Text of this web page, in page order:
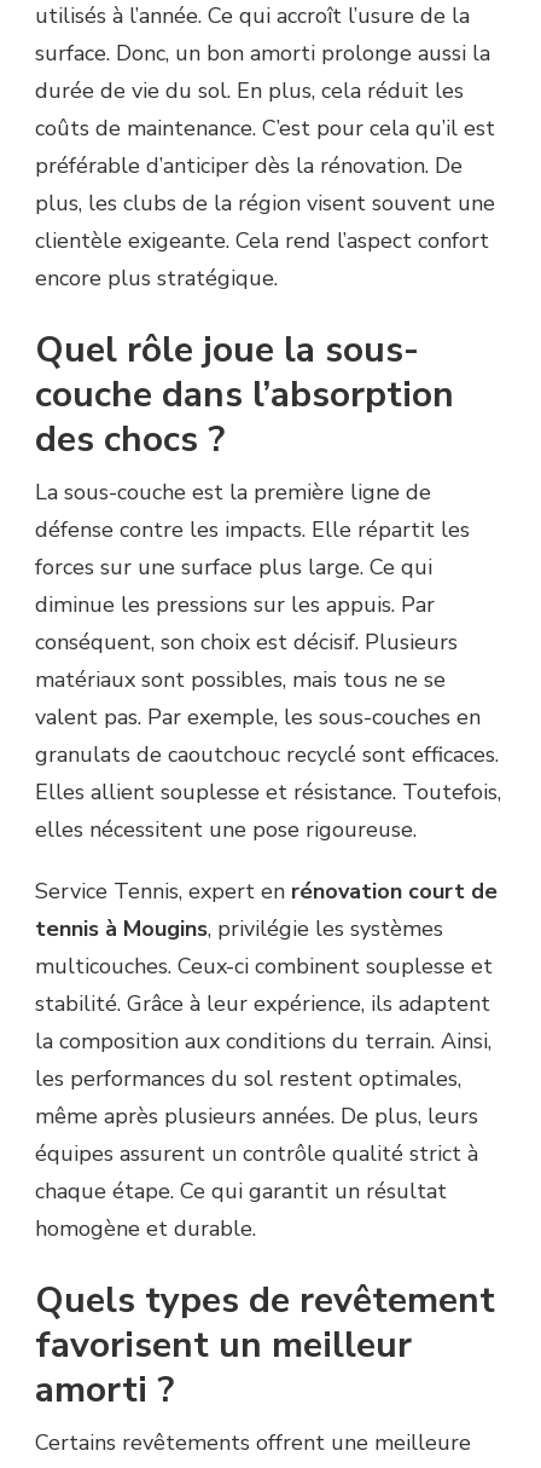
utilisés à l’année. Ce qui accroît l’usure de la
surface. Donc, un bon amorti prolonge aussi la
durée de vie du sol. En plus, cela réduit les
coûts de maintenance. C’est pour cela qu’il est
préférable d’anticiper dès la rénovation. De
plus, les clubs de la région visent souvent une
clientèle exigeante. Cela rend l’aspect confort
encore plus stratégique.
Quel rôle joue la sous-
couche dans l’absorption
des chocs ?
La sous-couche est la première ligne de
défense contre les impacts. Elle répartit les
forces sur une surface plus large. Ce qui
diminue les pressions sur les appuis. Par
conséquent, son choix est décisif. Plusieurs
matériaux sont possibles, mais tous ne se
valent pas. Par exemple, les sous-couches en
granulats de caoutchouc recyclé sont efficaces.
Elles allient souplesse et résistance. Toutefois,
elles nécessitent une pose rigoureuse.
Service Tennis, expert en rénovation court de
tennis à Mougins, privilégie les systèmes
multicouches. Ceux-ci combinent souplesse et
stabilité. Grâce à leur expérience, ils adaptent
la composition aux conditions du terrain. Ainsi,
les performances du sol restent optimales,
même après plusieurs années. De plus, leurs
équipes assurent un contrôle qualité strict à
chaque étape. Ce qui garantit un résultat
homogène et durable.
Quels types de revêtement
favorisent un meilleur
amorti ?
Certains revêtements offrent une meilleure